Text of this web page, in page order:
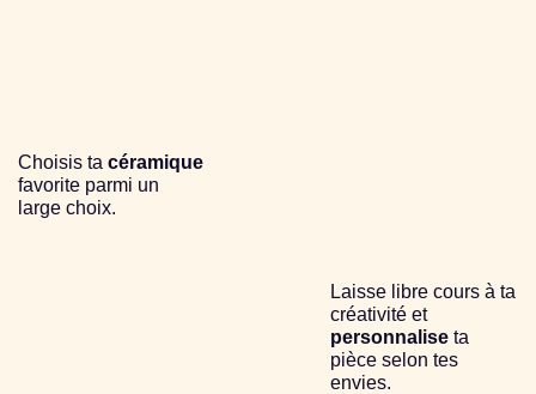
Choisis ta céramique
favorite parmi un
large choix.
Laisse libre cours à ta
créativité et
personnaliseta
pièce selon tes
envies.